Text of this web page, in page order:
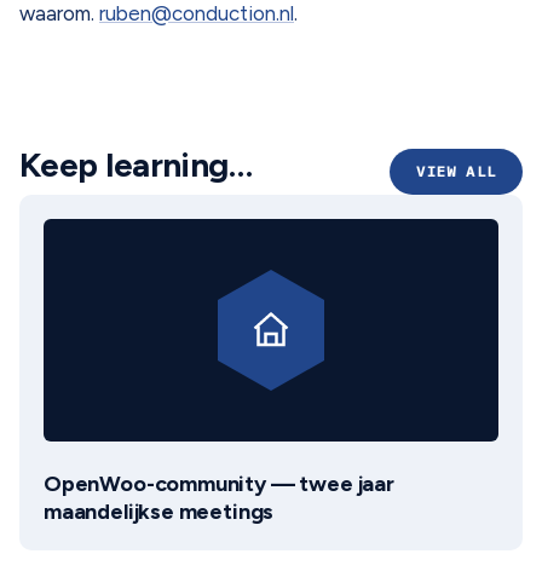
waarom. ruben@conduction.nl.
Keep learning… VIEW ALL
OpenWoo-community — twee jaar
maandelijkse meetings